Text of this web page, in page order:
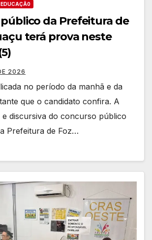
EDUCAÇÃ0
da Prefeitura de
terá prova neste
2026
no período da manhã e da
que o candidato confira. A
discursiva do concurso público
Prefeitura de Foz…